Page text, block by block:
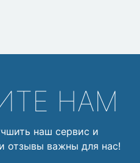
НАМ
наш сервис и
важны для нас!